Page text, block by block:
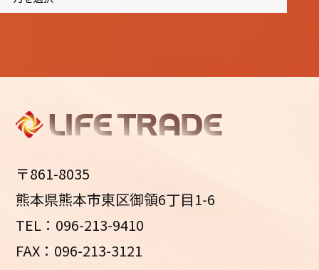
イ
〒861-8035
熊本県熊本市東区御領6丁目1-6
TEL：096-213-9410
FAX：096-213-3121